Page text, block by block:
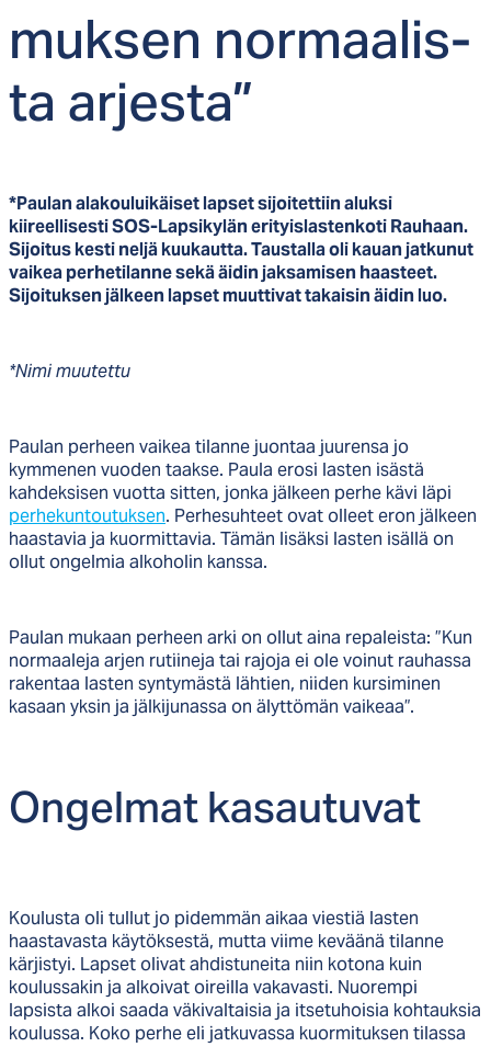
muk­sen nor­maa­lis­
ta ar­jes­ta”
*Paulan alakouluikäiset lapset sijoitettiin aluksi
kiireellisesti SOS-Lapsikylänerityislastenkoti Rauhaan.
Sijoitus kesti neljä kuukautta. Taustalla oli kauan jatkunut
vaikea perhetilanne sekä äidin jaksamisen haasteet.
Sijoituksen jälkeen lapset muuttivat takaisin äidin luo.
*Nimi muutettu
Paulan perheen vaikea tilanne juontaa juurensa jo
kymmenen vuoden taakse. Paula erosi lasten isästä
kahdeksisen vuotta sitten, jonka jälkeen perhe kävi läpi
perhekuntoutuksen. Perhesuhteet ovat olleet eron jälkeen
haastavia ja kuormittavia. Tämän lisäksi lasten isällä on
ollut ongelmia alkoholin kanssa.
Paulan mukaan perheen arki on ollut aina repaleista: ”Kun
normaaleja arjen rutiineja tai rajoja ei ole voinut rauhassa
rakentaa lasten syntymästä lähtien, niiden kursiminen
kasaan yksin ja jälkijunassa on älyttömän vaikeaa”.
On­gel­mat ka­sau­tu­vat
Koulusta oli tullut jo pidemmän aikaa viestiä lasten
haastavasta käytöksestä, mutta viime keväänä tilanne
kärjistyi. Lapset olivat ahdistuneita niin kotona kuin
koulussakin ja alkoivat oireilla vakavasti. Nuorempi
lapsista alkoi saada väkivaltaisia ja itsetuhoisia kohtauksia
koulussa. Koko perhe eli jatkuvassa kuormituksen tilassa